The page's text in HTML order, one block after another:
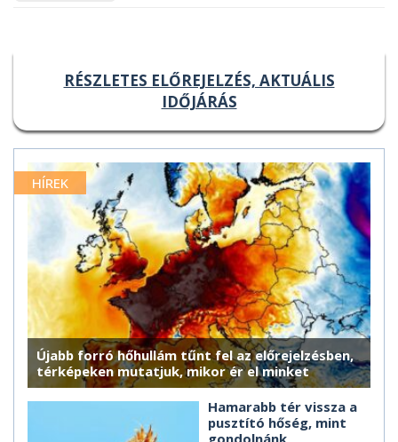
RÉSZLETES ELŐREJELZÉS, AKTUÁLIS
IDŐJÁRÁS
HÍREK
Újabb forró hőhullám tűnt fel az előrejelzésben,
térképeken mutatjuk, mikor ér el minket
Hamarabb tér vissza a
pusztító hőség, mint
gondolnánk